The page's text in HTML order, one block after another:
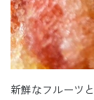
新鮮なフルーツ